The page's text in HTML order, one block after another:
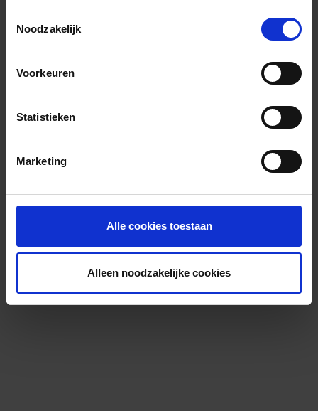
Noodzakelijk
Voorkeuren
Statistieken
Marketing
Alle cookies toestaan
Alleen noodzakelijke cookies